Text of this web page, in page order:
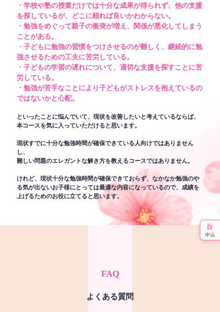
・学校や塾の授業だけでは十分な成果が得られず、他の支援
を探しているが、どこに頼れば良いかわからない。
・勉強をめぐって親子の衝突が増え、関係が悪化してしまう
ことがある。
・子どもに勉強の習慣をつけさせるのが難しく、継続的に勉
強させるための工夫に苦労している。
・子どもの学習の遅れについて、適切な支援を探すことに苦
労している。
・勉強が苦手なことにより子どもがストレスを抱えているの
ではないかと心配。
といったことに悩んでいて、現状を改善したいと考えているならば、
本コースを気に入っていただけると思います。
現状すでに十分な勉強時間が確保できている人向けではありません
し、
難しい問題のエレガントな解き方を教えるコースではありません。
けれど、現状十分な勉強時間が確保できておらず、なかなか勉強のや
る気が出ないお子様にとっては最適な内容になっているので、成績を
上げるためのお役に立てると思います。
FAQ
よくある質問
申込